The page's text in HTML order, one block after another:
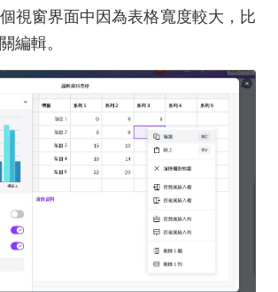
視窗界面中因為表格寬度較大，比
編輯。